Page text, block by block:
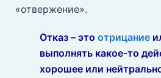
«отвержение».
Отказ – это отрицание
выполнять какое-то
хорошее или